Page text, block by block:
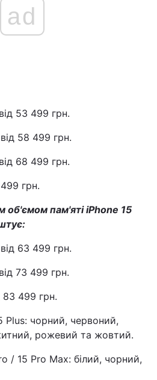
ad
53 499 грн.
58 499 грн.
68 499 грн.
грн.
об'ємом пам'яті iPhone 15
63 499 грн.
73 499 грн.
83 499 грн.
Plus: чорний, червоний,
рожевий та жовтий.
/ 15 Pro Max: білий, чорний,